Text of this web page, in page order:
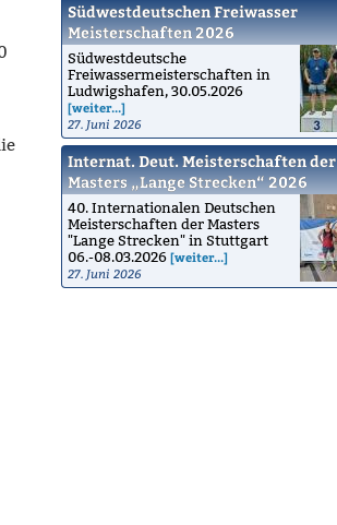
Südwestdeutschen Freiwasser
Meisterschaften 2026
Südwestdeutsche
Freiwassermeisterschaften in
Ludwigshafen, 30.05.2026
[weiter...]
27. Juni 2026
Internat. Deut. Meisterschaften der
Masters „Lange Strecken“ 2026
40. Internationalen Deutschen
Meisterschaften der Masters
"Lange Strecken" in Stuttgart
06.-08.03.2026 [weiter...]
27. Juni 2026